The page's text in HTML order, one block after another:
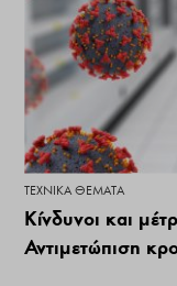
ΤΕΧΝΙΚΆ ΘΈΜΑΤΑ
Κίνδυνοι και
Αντιμετώπιση